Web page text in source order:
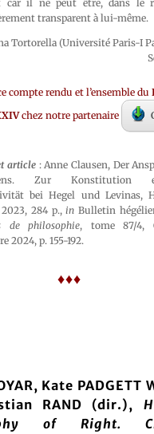
car il ne peut être, dans le
transparent à lui-même.
Tortorella (Université Paris-I
compte rendu et l’ensemble du
chez notre partenaire
article : Anne Clausen, Der
Zur Konstitution
bei Hegel und Levinas,
284 p.,in Bulletin
de philosophie, tome 87/4,
2024, p. 155-192.
♦♦♦
Kate PADGETT
RAND (dir.),
of Right.